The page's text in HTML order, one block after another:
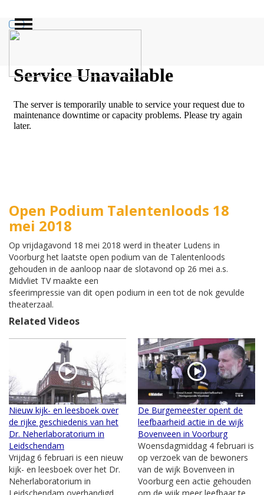
Open Podium Talentenloods 18
mei 2018
Op vrijdagavond 18 mei 2018 werd in theater Ludens in
Voorburg het laatste open podium van de Talentenloods
gehouden in de aanloop naar de slotavond op 26 mei a.s.
Midvliet TV maakte een
sfeerimpressie van dit open podium in een tot de nok gevulde
theaterzaal.
Related Videos
Nieuw kijk- en leesboek over
de rijke geschiedenis van het
Dr. Neherlaboratorium in
Leidschendam
Vrijdag 6 februari is een nieuw
kijk- en leesboek over het Dr.
Neherlaboratorium in
De Burgemeester opent de
leefbaarheid actie in de wijk
Bovenveen in Voorburg
Woensdagmiddag 4 februari is
op verzoek van de bewoners
van de wijk Bovenveen in
Voorburg een actie gehouden